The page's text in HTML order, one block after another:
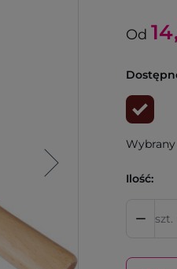
Od
Ilość:
szt.